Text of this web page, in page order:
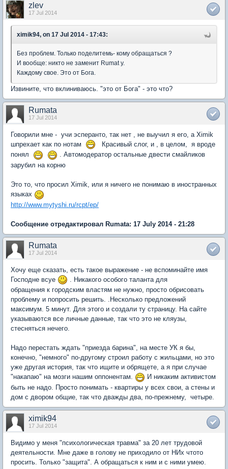
zlev
17 Jul 2014
ximik94, on 17 Jul 2014 - 17:43:
Без проблем. Только поделитемь- кому обращаться ?
И вообще: никто не заменит Rumat у.
Каждому свое. Это от Бога.
Извините, что вклиниваюсь. "это от Бога" - это что?
Rumata
17 Jul 2014
Говорили мне - учи эсперанто, так нет , не выучил я его, а Хimik
шпрехает как по нотам
Красивый слог, и , в целом, я вроде
понял
. Автомодератор остальные двести смайликов
зарубил на корню
Это то, что просил Ximik, или я ничего не понимаю в иностранных
языках
http://www.mytyshi.ru/rcpt/ep/
Сообщение отредактировал Rumata: 17 July 2014 - 21:28
Rumata
17 Jul 2014
Хочу еще сказать, есть такое выражение - не вспоминайте имя
Господне всуе
. Никакого особого таланта для
обращения к городским властям не нужно, просто обрисовать
проблему и попросить решить. .Несколько предложений
максимум. 5 минут. Для этого и создали ту страницу. На сайте
указываются все личные данные, так что это не кляузы,
стесняться нечего.
Надо перестать ждать "приезда барина", на месте УК я бы,
конечно, "немного" по-другому строил работу с жильцами, но это
уже другая иcтория, так что ищите и обрящете, а я при случае
"накапаю" на мозги нашим оппонентам.
И никаким активистом
быть не надо. Просто понимать - квартиры у всех свои, а стены и
дом с двором общие, так что дважды два, по-прежнему, четыре.
ximik94
17 Jul 2014
Видимо у меня "психологическая травма" за 20 лет трудовой
деятельности. Мне даже в голову не приходило от НИх чтото
просить. Только "защита". А обращаться к ним и с ними умею.